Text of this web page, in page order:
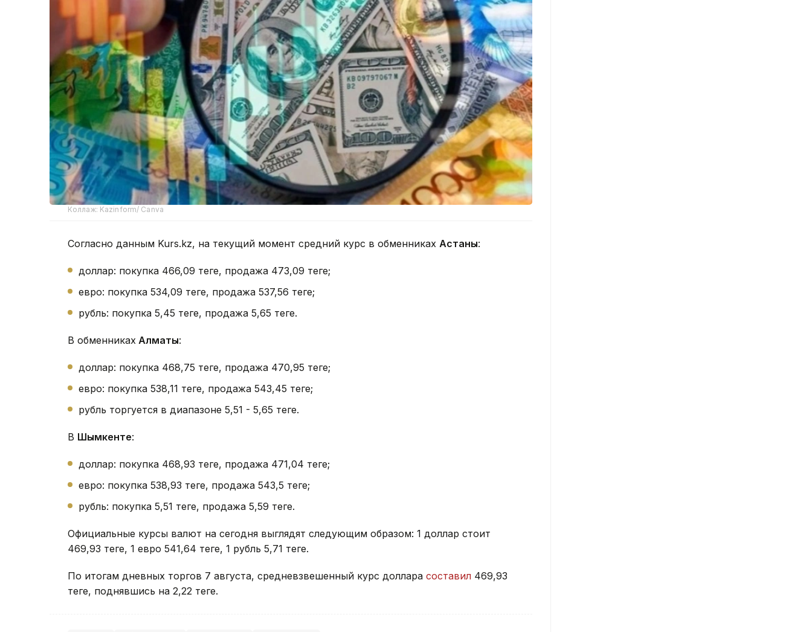
Коллаж: Kazinform/ Canva
Согласно данным Kurs.kz, на текущий момент средний курс в обменниках Астаны:
доллар: покупка 466,09 теңге, продажа 473,09 теңге;
евро: покупка 534,09 теңге, продажа 537,56 теңге;
рубль: покупка 5,45 теңге, продажа 5,65 теңге.
В обменниках Алматы:
доллар: покупка 468,75 теңге, продажа 470,95 теңге;
евро: покупка 538,11 теңге, продажа 543,45 теңге;
рубль торгуется в диапазоне 5,51 - 5,65 теңге.
В Шымкенте:
доллар: покупка 468,93 теңге, продажа 471,04 теңге;
евро: покупка 538,93 теңге, продажа 543,5 теңге;
рубль: покупка 5,51 теңге, продажа 5,59 теңге.
Официальные курсы валют на сегодня выглядят следующим образом: 1 доллар стоит
469,93 теңге, 1 евро 541,64 теңге, 1 рубль 5,71 теңге.
По итогам дневных торгов 7 августа, средневзвешенный курс доллара составил 469,93
теңге, поднявшись на 2,22 теңге.